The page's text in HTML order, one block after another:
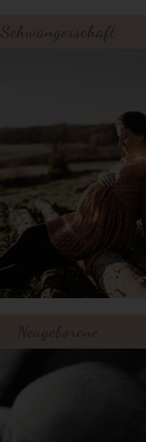
Schwangerschaft
Neugeborene